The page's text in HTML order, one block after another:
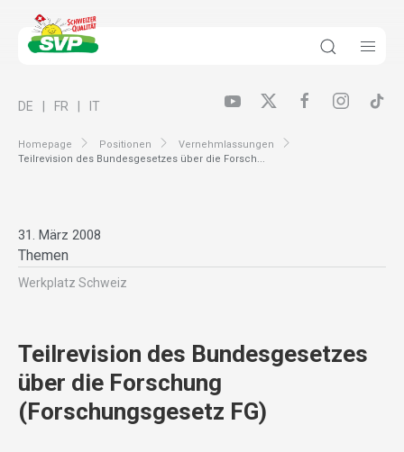
Homepage Positionen
Vernehmlassungen
Teilrevision des Bundesgesetzes über die Forsch...
DE FR IT
31. März 2008
Themen
Werkplatz Schweiz
Teilrevision des Bundesgesetzes
über die Forschung
(Forschungsgesetz FG)